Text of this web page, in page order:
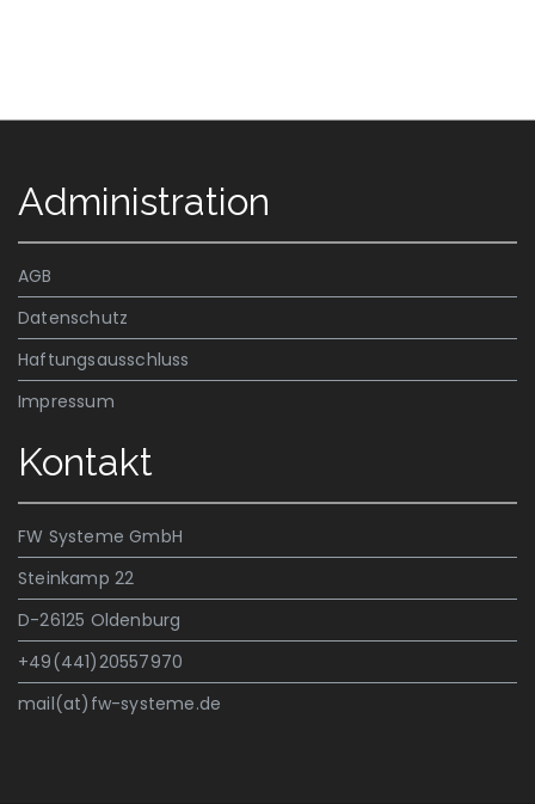
Administration
AGB
Datenschutz
Haftungsausschluss
Impressum
Kontakt
FW Systeme GmbH
Steinkamp 22
D-26125 Oldenburg
+49(441)20557970
mail(at)fw-systeme.de